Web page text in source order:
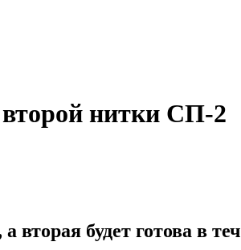
нитки СП-2
вторая будет готова в